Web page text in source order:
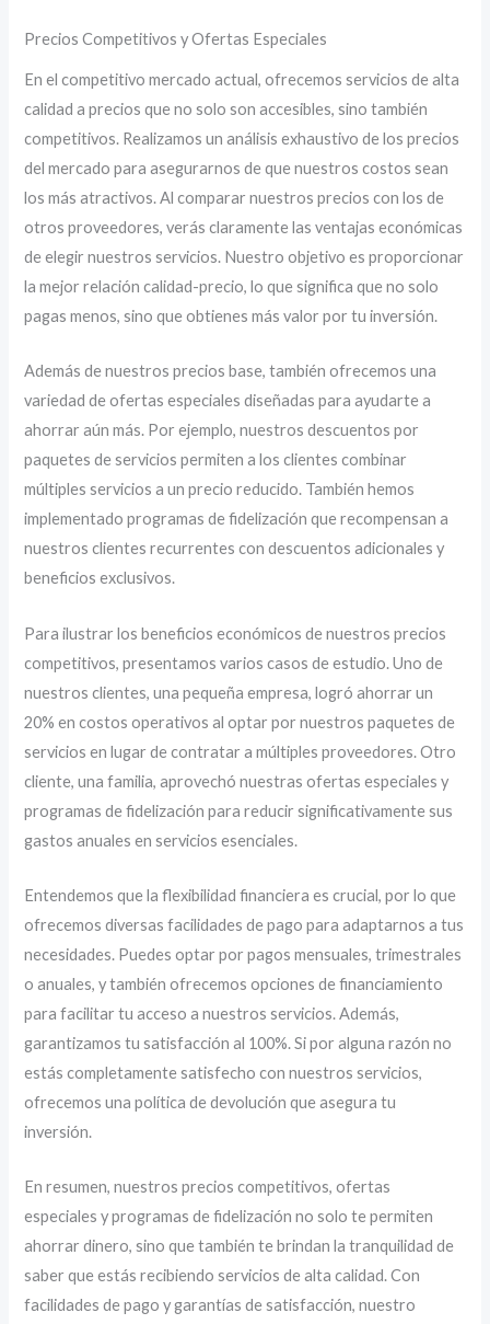
Precios Competitivos y Ofertas Especiales
En el competitivo mercado actual, ofrecemos servicios de alta
calidad a precios que no solo son accesibles, sino también
competitivos. Realizamos un análisis exhaustivo de los precios
del mercado para asegurarnos de que nuestros costos sean
los más atractivos. Al comparar nuestros precios con los de
otros proveedores, verás claramente las ventajas económicas
de elegir nuestros servicios. Nuestro objetivo es proporcionar
la mejor relación calidad-precio, lo que significa que no solo
pagas menos, sino que obtienes más valor por tu inversión.
Además de nuestros precios base, también ofrecemos una
variedad de ofertas especiales diseñadas para ayudarte a
ahorrar aún más. Por ejemplo, nuestros descuentos por
paquetes de servicios permiten a los clientes combinar
múltiples servicios a un precio reducido. También hemos
implementado programas de fidelización que recompensan a
nuestros clientes recurrentes con descuentos adicionales y
beneficios exclusivos.
Para ilustrar los beneficios económicos de nuestros precios
competitivos, presentamos varios casos de estudio. Uno de
nuestros clientes, una pequeña empresa, logró ahorrar un
20% en costos operativos al optar por nuestros paquetes de
servicios en lugar de contratar a múltiples proveedores. Otro
cliente, una familia, aprovechó nuestras ofertas especiales y
programas de fidelización para reducir significativamente sus
gastos anuales en servicios esenciales.
Entendemos que la flexibilidad financiera es crucial, por lo que
ofrecemos diversas facilidades de pago para adaptarnos a tus
necesidades. Puedes optar por pagos mensuales, trimestrales
o anuales, y también ofrecemos opciones de financiamiento
para facilitar tu acceso a nuestros servicios. Además,
garantizamos tu satisfacción al 100%. Si por alguna razón no
estás completamente satisfecho con nuestros servicios,
ofrecemos una política de devolución que asegura tu
inversión.
En resumen, nuestros precios competitivos, ofertas
especiales y programas de fidelización no solo te permiten
ahorrar dinero, sino que también te brindan la tranquilidad de
saber que estás recibiendo servicios de alta calidad. Con
facilidades de pago y garantías de satisfacción, nuestro